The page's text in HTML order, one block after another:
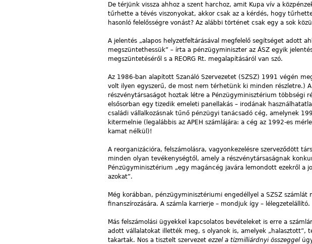
De térjünk vissza ahhoz a szent harchoz, amit Kupa vív a
tűrhette a tévés viszonyokat, akkor csak az a kérdés, hogy
hasonló felelősségre vonást? Az alábbi történet csak egy a sok
A jelentés „alapos helyzetfeltárásával megfelelő segítséget adott
megszüntethessük” – írta a pénzügyminiszter az ÁSZ egyik
megszüntetéséről s a REORG Rt. megalapításáról van szó.
Az 1986-ban alapított Szanáló Szervezetet (SZSZ) 1991 végén
volt ilyen egyszerű, de most nem térhetünk ki minden részletre.)
részvénytársaságot hoztak létre a Pénzügyminisztérium többségi
elsősorban egy tizedik emeleti panellakás – irodának
családi vállalkozásnak tűnő pénzügyi tanácsadó cég, amelynek
kitermelnie (legalábbis az APEH számlájára: a cég az 1992-es
kamat nélkül)!
A reorganizációra, felszámolásra, vagyonkezelésre szerveződött
minden olyan tevékenységtől, amely a részvénytársaságnak
Pénzügyminisztérium „egy magáncég javára lemondott ezekről a
azokat”.
Még korábban, pénzügyminisztériumi engedéllyel a SZSZ
finanszírozására. A számla karrierje – mondjuk így – lélegzetelállító.
Más felszámolási ügyekkel kapcsolatos bevételeket is erre a
adott vállalatokat illették meg, s olyanok is, amelyek „halasztott”,
takartak. Nos a tisztelt szervezet ezzel a tízmilliárdnyi összeggel